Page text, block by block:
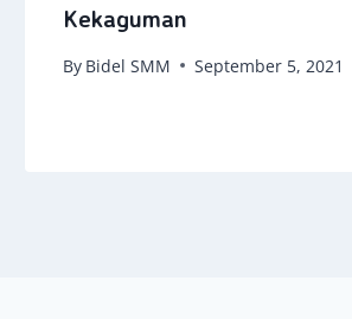
Kekaguman
By Bidel SMM September 5, 2021